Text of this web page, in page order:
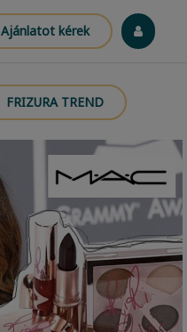
Ajánlatot kérek
FRIZURA TREND